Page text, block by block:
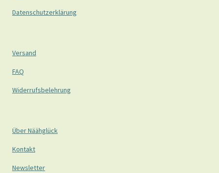
Datenschutzerklärung
Versand
FAQ
Widerrufsbelehrung
Über Näähglück
Kontakt
Newsletter